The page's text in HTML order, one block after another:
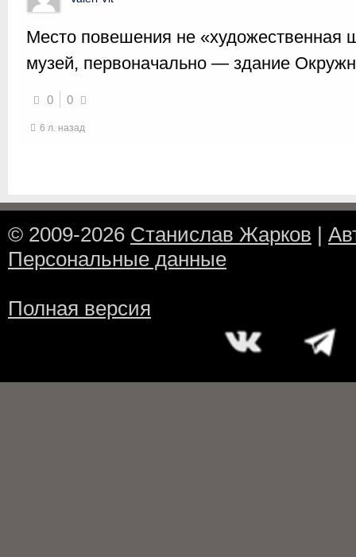
Место повешения не «художественная
музей, первоначально — здание
0 0
6 л. назад
© 2009-2026 Станислав Жарков |
Персональные данные
Полная версия